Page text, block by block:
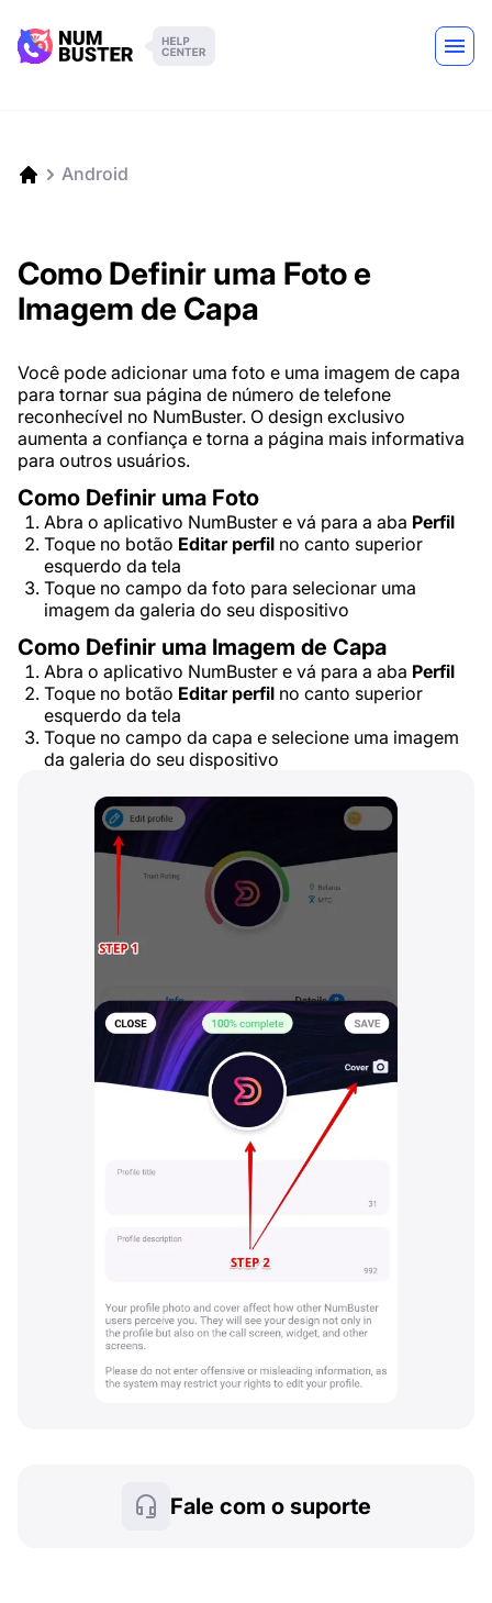
Android
Como Definir uma Foto e
Imagem de Capa
Você pode adicionar uma foto e uma imagem de capa
para tornar sua página de número de telefone
reconhecível no NumBuster. O design exclusivo
aumenta a confiança e torna a página mais informativa
para outros usuários.
Como Definir uma Foto
Abra o aplicativo NumBuster e vá para a aba Perfil
Toque no botão Editar perfil no canto superior
esquerdo da tela
Toque no campo da foto para selecionar uma
imagem da galeria do seu dispositivo
Como Definir uma Imagem de Capa
Abra o aplicativo NumBuster e vá para a aba Perfil
Toque no botão Editar perfil no canto superior
esquerdo da tela
Toque no campo da capa e selecione uma imagem
da galeria do seu dispositivo
Fale com o suporte